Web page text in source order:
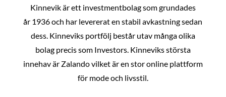
Kinnevik är ett investmentbolag som grundades
år 1936 och har levererat en stabil avkastning sedan
dess. Kinneviks portfölj består utav många olika
bolag precis som Investors. Kinneviks största
innehav är Zalando vilket är en stor online plattform
för mode och livsstil.